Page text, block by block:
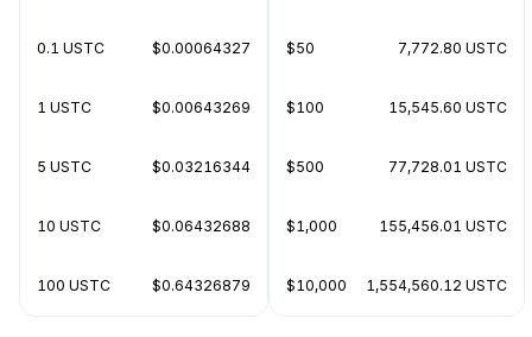
0.1 USTC $0.00064327
1 USTC $0.00643269
5 USTC $0.03216344
10 USTC $0.06432688
100 USTC $0.64326879
$50 7,772.80 USTC
$100 15,545.60 USTC
$500 77,728.01 USTC
$1,000 155,456.01 USTC
$10,000 1,554,560.12 USTC